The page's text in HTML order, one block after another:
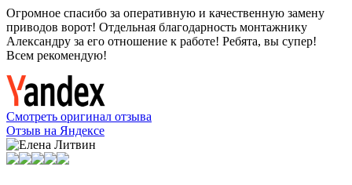
Огромное спасибо за оперативную и качественную замену
приводов ворот! Отдельная благодарность монтажнику
Александру за его отношение к работе! Ребята, вы супер!
Всем рекомендую!
Смотреть оригинал отзыва
Отзыв на Яндексе